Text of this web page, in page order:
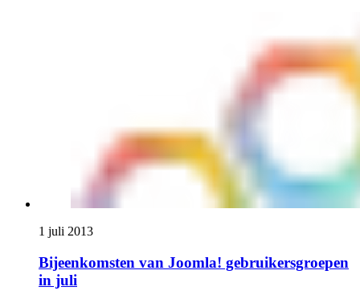
1 juli 2013
Bijeenkomsten van Joomla! gebruikersgroepen
in juli